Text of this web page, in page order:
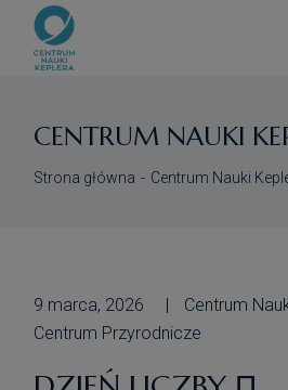
CENTRUM NAUKI
Strona główna Centrum Nauki
9 marca, 2026
Centrum
Centrum Przyrodnicze